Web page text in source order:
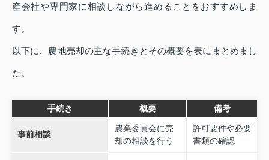
産会社や専門家に相談しながら進めることをおすすめしま
す。
以下に、農地売却の主な手続きとその概要を表にまとめまし
た。
手続き 概要 備考
事前相談
農業委員会に売
却の相談を行う
許可要件や必要
書類の確認